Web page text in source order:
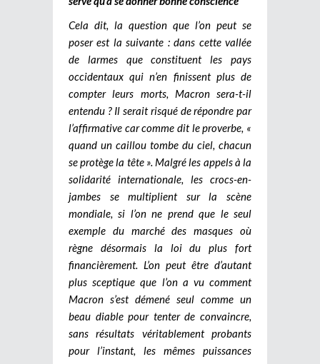
Cela dit, la question que l’on peut se
poser est la suivante : dans cette vallée
de larmes que constituent les pays
occidentaux qui n’en finissent plus de
compter leurs morts, Macron sera-t-il
entendu ? Il serait risqué de répondre par
l’affirmative car comme dit le proverbe, «
quand un caillou tombe du ciel, chacun
se protège la tête ». Malgré les appels à la
solidarité internationale, les crocs-en-
jambes se multiplient sur la scène
mondiale, si l’on ne prend que le seul
exemple du marché des masques où
règne désormais la loi du plus fort
financièrement. L’on peut être d’autant
plus sceptique que l’on a vu comment
Macron s’est démené seul comme un
beau diable pour tenter de convaincre,
sans résultats véritablement probants
pour l’instant, les mêmes puissances